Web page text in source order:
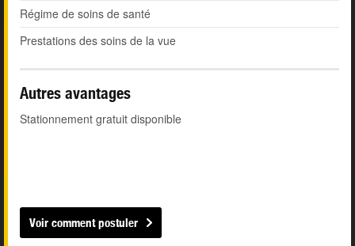
Régime de soins de santé
Prestations des soins de la vue
Autres avantages
Stationnement gratuit disponible
Voir comment postuler